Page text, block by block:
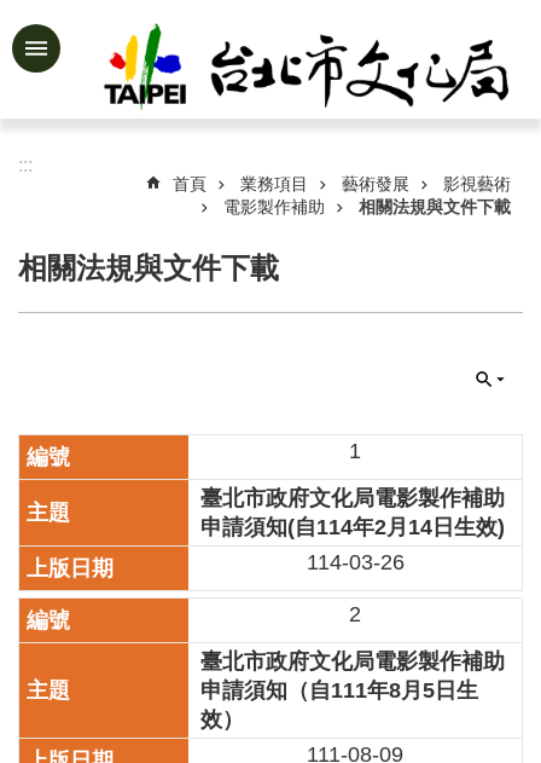
跳到主要內容區塊
進
公
文
化
局
業
務
項
目
臺
北
文
:::
首頁 業務項目 藝術發展
影視藝術
電影製作補助
相關法規與文件下載
相關法規與文件下載
1
臺北市政府文化局電影製作補助
申請須知(自114年2月14日生效)
114-03-26
2
臺北市政府文化局電影製作補助
申請須知（自111年8月5日生
效）
111-08-09